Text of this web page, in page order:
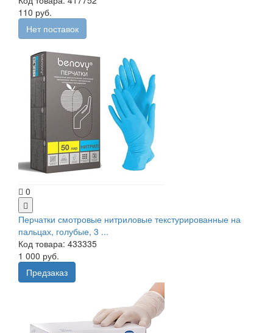
110 руб.
Нет поставок
0
Перчатки смотровые нитриловые текстурированные на
пальцах, голубые, 3 ...
Код товара: 433335
1 000 руб.
Предзаказ